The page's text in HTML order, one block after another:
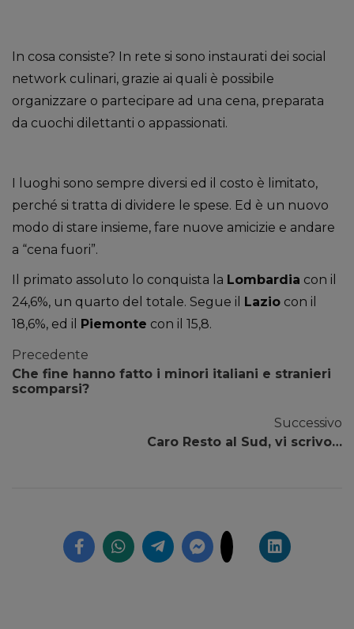
In cosa consiste? In rete si sono instaurati dei social
network culinari, grazie ai quali è possibile
organizzare o partecipare ad una cena, preparata
da cuochi dilettanti o appassionati.
I luoghi sono sempre diversi ed il costo è limitato,
perché si tratta di dividere le spese. Ed è un nuovo
modo di stare insieme, fare nuove amicizie e andare
a “cena fuori”.
Il primato assoluto lo conquista la Lombardia con il
24,6%, un quarto del totale. Segue il Lazio con il
18,6%, ed il Piemonte con il 15,8.
Precedente
Che fine hanno fatto i minori italiani e stranieri
scomparsi?
Successivo
Caro Resto al Sud, vi scrivo…